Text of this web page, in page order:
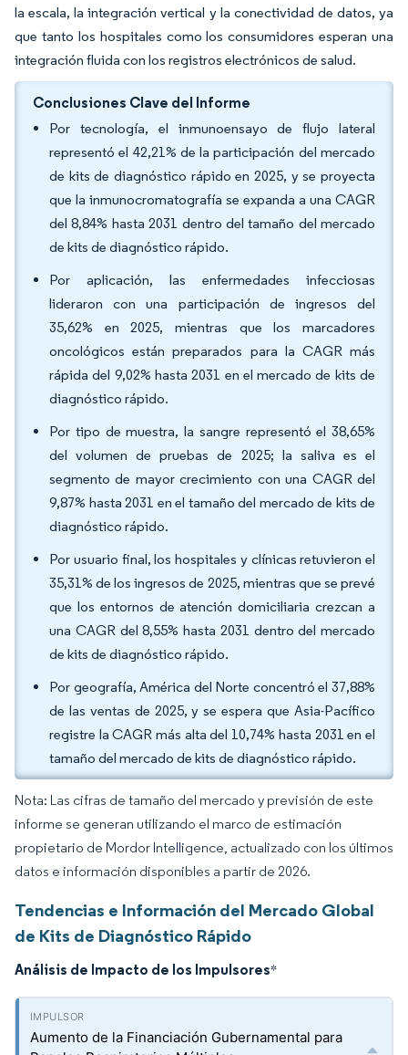
la escala, la integración vertical y la conectividad de datos, ya
que tanto los hospitales como los consumidores esperan una
integración fluida con los registros electrónicos de salud.
Conclusiones Clave del Informe
Por tecnología, el inmunoensayo de flujo lateral
representó el 42,21% de la participación del mercado
de kits de diagnóstico rápido en 2025, y se proyecta
que la inmunocromatografía se expanda a una CAGR
del 8,84% hasta 2031 dentro del tamaño del mercado
de kits de diagnóstico rápido.
Por aplicación, las enfermedades infecciosas
lideraron con una participación de ingresos del
35,62% en 2025, mientras que los marcadores
oncológicos están preparados para la CAGR más
rápida del 9,02% hasta 2031 en el mercado de kits de
diagnóstico rápido.
Por tipo de muestra, la sangre representó el 38,65%
del volumen de pruebas de 2025; la saliva es el
segmento de mayor crecimiento con una CAGR del
9,87% hasta 2031 en el tamaño del mercado de kits de
diagnóstico rápido.
Por usuario final, los hospitales y clínicas retuvieron el
35,31% de los ingresos de 2025, mientras que se prevé
que los entornos de atención domiciliaria crezcan a
una CAGR del 8,55% hasta 2031 dentro del mercado
de kits de diagnóstico rápido.
Por geografía, América del Norte concentró el 37,88%
de las ventas de 2025, y se espera que Asia-Pacífico
registre la CAGR más alta del 10,74% hasta 2031 en el
tamaño del mercado de kits de diagnóstico rápido.
Nota: Las cifras de tamaño del mercado y previsión de este
informe se generan utilizando el marco de estimación
propietario de Mordor Intelligence, actualizado con los últimos
datos e información disponibles a partir de 2026.
Tendencias e Información del Mercado Global
de Kits de Diagnóstico Rápido
Análisis de Impacto de los Impulsores*
Aumento de la Financiación Gubernamental para